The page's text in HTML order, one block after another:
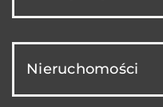
Nieruchomości